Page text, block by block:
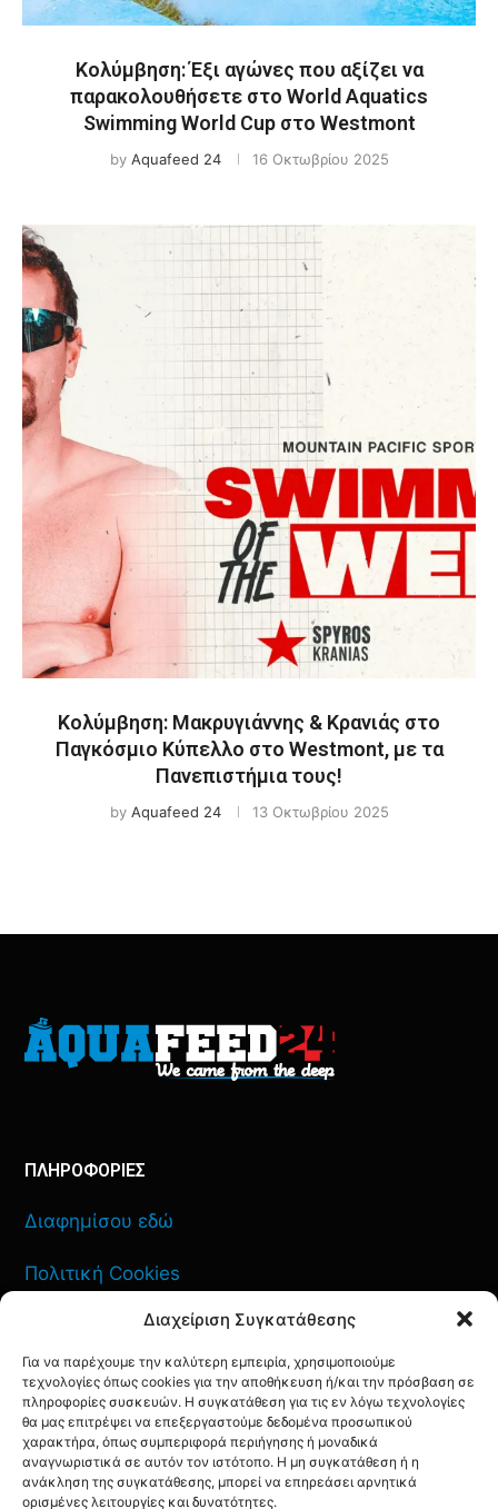
Διαχείριση Συγκατάθεσης
Για να παρέχουμε την καλύτερη εμπειρία, χρησιμοποιούμε
τεχνολογίες όπως cookies για την αποθήκευση ή/και την πρόσβαση σε
πληροφορίες συσκευών. Η συγκατάθεση για τις εν λόγω τεχνολογίες
θα μας επιτρέψει να επεξεργαστούμε δεδομένα προσωπικού
χαρακτήρα, όπως συμπεριφορά περιήγησης ή μοναδικά
αναγνωριστικά σε αυτόν τον ιστότοπο. Η μη συγκατάθεση ή η
ανάκληση της συγκατάθεσης, μπορεί να επηρεάσει αρνητικά
ορισμένες λειτουργίες και δυνατότητες.
Κολύμβηση: Έξι αγώνες που αξίζει να
παρακολουθήσετε στο World Aquatics
Swimming World Cup στο Westmont
by Aquafeed 24 16 Οκτωβρίου 2025
Κολύμβηση: Μακρυγιάννης & Κρανιάς στο
Παγκόσμιο Κύπελλο στο Westmont, με τα
Πανεπιστήμια τους!
by Aquafeed 24 13 Οκτωβρίου 2025
ΠΛΗΡΟΦΟΡΙΕΣ
Διαφημίσου εδώ
Πολιτική Cookies
Πολιτική Απορρήτου
ΕΠΙΚΟΙΝΩΝΙΑ